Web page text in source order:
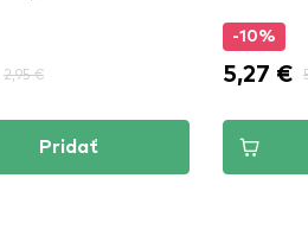
2,95 €
Pridať
-10%
5,27 €